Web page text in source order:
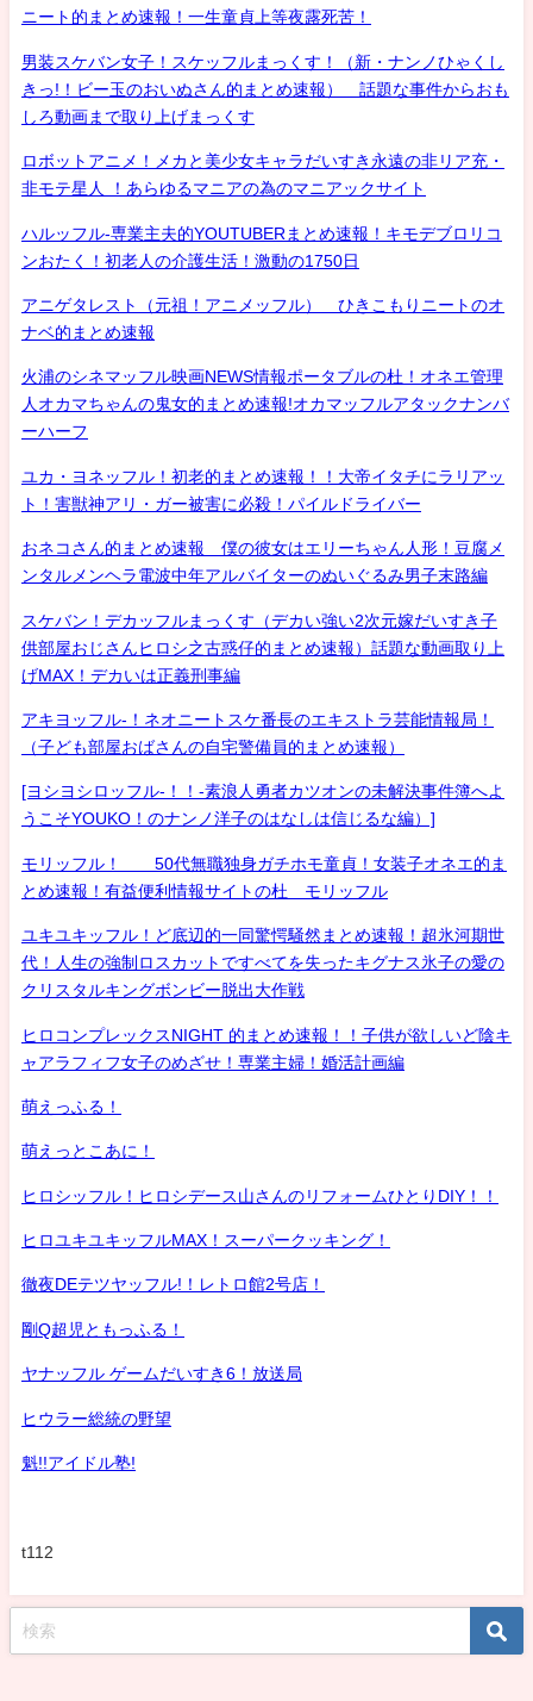
ニート的まとめ速報！一生童貞上等夜露死苦！
男装スケバン女子！スケッフルまっくす！（新・ナンノひゃくし
きっ!！ビー玉のおいぬさん的まとめ速報） 話題な事件からおも
しろ動画まで取り上げまっくす
ロボットアニメ！メカと美少女キャラだいすき永遠の非リア充・
非モテ星人 ！あらゆるマニアの為のマニアックサイト
ハルッフル-専業主夫的YOUTUBERまとめ速報！キモデブロリコ
ンおたく！初老人の介護生活！激動の1750日
アニゲタレスト（元祖！アニメッフル） ひきこもりニートのオ
ナベ的まとめ速報
火浦のシネマッフル映画NEWS情報ポータブルの杜！オネエ管理
人オカマちゃんの鬼女的まとめ速報!オカマッフルアタックナンバ
ーハーフ
ユカ・ヨネッフル！初老的まとめ速報！！大帝イタチにラリアッ
ト！害獣神アリ・ガー被害に必殺！パイルドライバー
おネコさん的まとめ速報 僕の彼女はエリーちゃん人形！豆腐メ
ンタルメンヘラ電波中年アルバイターのぬいぐるみ男子末路編
スケバン！デカッフルまっくす（デカい強い2次元嫁だいすき子
供部屋おじさんヒロシ之古惑仔的まとめ速報）話題な動画取り上
げMAX！デカいは正義刑事編
アキヨッフル-！ネオニートスケ番長のエキストラ芸能情報局！
（子ども部屋おばさんの自宅警備員的まとめ速報）
[ヨシヨシロッフル-！！-素浪人勇者カツオンの未解決事件簿へよ
うこそYOUKO！のナンノ洋子のはなしは信じるな編）]
モリッフル！ 50代無職独身ガチホモ童貞！女装子オネエ的ま
とめ速報！有益便利情報サイトの杜 モリッフル
ユキユキッフル！ど底辺的一同驚愕騒然まとめ速報！超氷河期世
代！人生の強制ロスカットですべてを失ったキグナス氷子の愛の
クリスタルキングボンビー脱出大作戦
ヒロコンプレックスNIGHT 的まとめ速報！！子供が欲しいど陰キ
ャアラフィフ女子のめざせ！専業主婦！婚活計画編
萌えっふる！
萌えっとこあに！
ヒロシッフル！ヒロシデース山さんのリフォームひとりDIY！！
ヒロユキユキッフルMAX！スーパークッキング！
徹夜DEテツヤッフル!！レトロ館2号店！
剛Q超児ともっふる！
ヤナッフル ゲームだいすき6！放送局
ヒウラー総統の野望
魁!!アイドル塾!
t112